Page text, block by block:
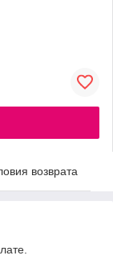
возврата